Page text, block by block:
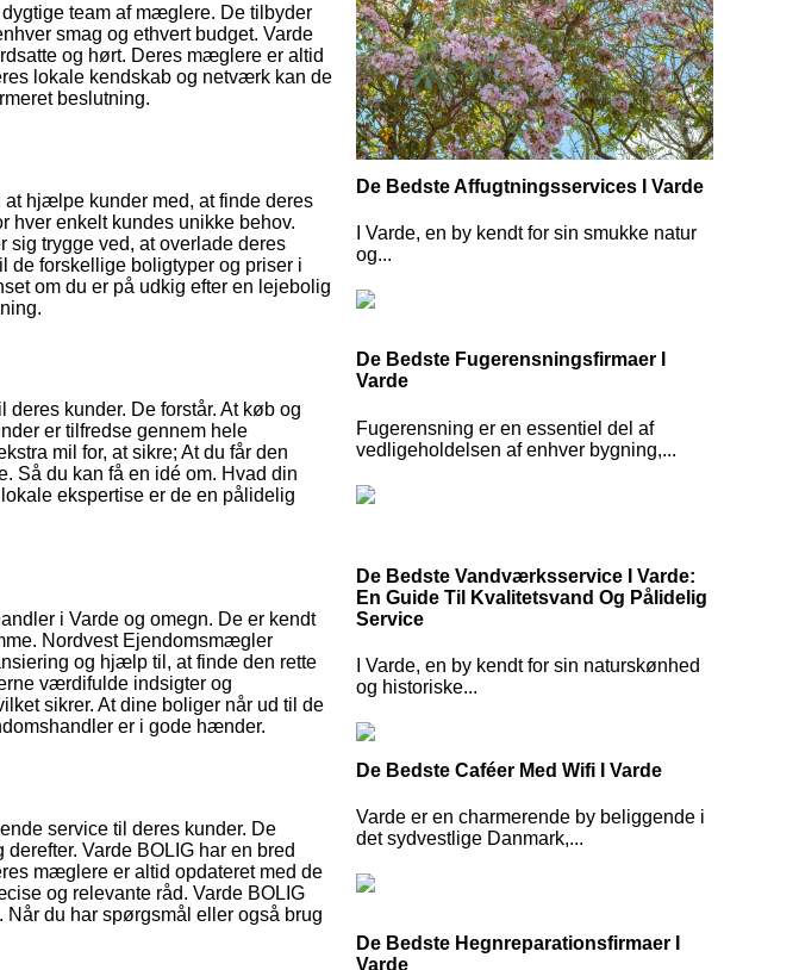
team af mæglere. De tilbyder
smag og ethvert budget. Varde
og hørt. Deres mæglere er altid
lokale kendskab og netværk kan de
beslutning.
hjælpe kunder med, at finde deres
hver enkelt kundes unikke behov.
sig trygge ved, at overlade deres
de forskellige boligtyper og priser i
om du er på udkig efter en lejebolig
kunder. De forstår. At køb og
er tilfredse gennem hele
mil for, at sikre; At du får den
Så du kan få en idé om. Hvad din
ekspertise er de en pålidelig
i Varde og omegn. De er kendt
Nordvest Ejendomsmægler
og hjælp til, at finde den rette
værdifulde indsigter og
sikrer. At dine boliger når ud til de
er i gode hænder.
service til deres kunder. De
Varde BOLIG har en bred
mæglere er altid opdateret med de
og relevante råd. Varde BOLIG
du har spørgsmål eller også brug
De Bedste Affugtningsservices I Varde
I Varde, en by kendt for sin smukke natur
og...
De Bedste Fugerensningsfirmaer I
Varde
Fugerensning er en essentiel del af
vedligeholdelsen af enhver bygning,...
De Bedste Vandværksservice I Varde:
En Guide Til Kvalitetsvand Og Pålidelig
Service
I Varde, en by kendt for sin naturskønhed
og historiske...
De Bedste Caféer Med Wifi I Varde
Varde er en charmerende by beliggende i
det sydvestlige Danmark,...
De Bedste Hegnreparationsfirmaer I
Varde